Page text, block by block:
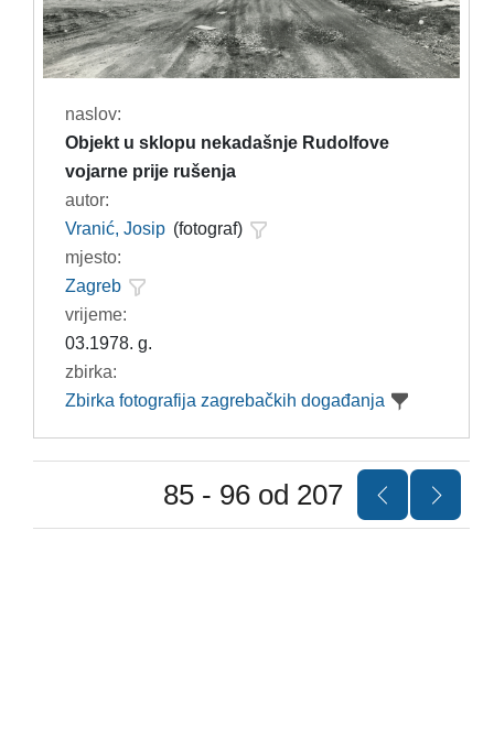
naslov:
Objekt u sklopu nekadašnje Rudolfove
vojarne prije rušenja
autor:
Vranić, Josip (fotograf)
mjesto:
Zagreb
vrijeme:
03.1978. g.
zbirka:
Zbirka fotografija zagrebačkih događanja
85 - 96 od 207